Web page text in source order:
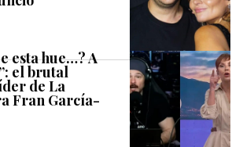
esta hue…? A
el brutal
de La
Fran García-